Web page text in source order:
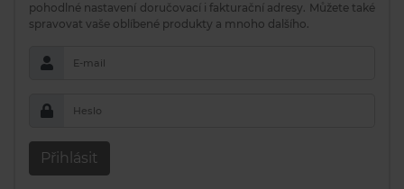
pohodlné nastavení doručovací i fakturační adresy. Můžete také
spravovat vaše oblíbené produkty a mnoho dalšího.
E-mail
Heslo
Přihlásit